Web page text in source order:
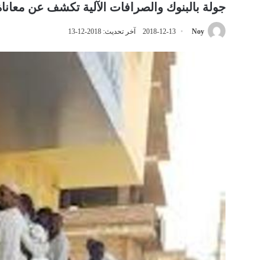
جولة بالبنوك والصرافات الآلية تكشف عن
Noy
2018-12-13 آخر تحديث: 2018-12-13